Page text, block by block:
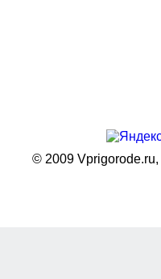
© 2009 Vprigorode.ru,